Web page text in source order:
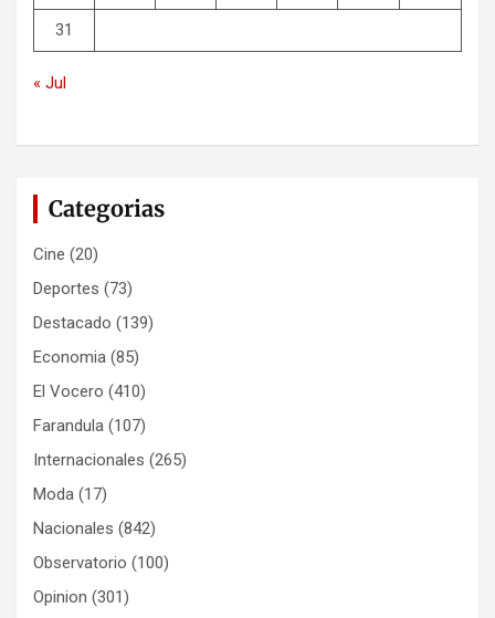
31
« Jul
Categorias
Cine (20)
Deportes (73)
Destacado (139)
Economia (85)
El Vocero (410)
Farandula (107)
Internacionales (265)
Moda (17)
Nacionales (842)
Observatorio (100)
Opinion (301)